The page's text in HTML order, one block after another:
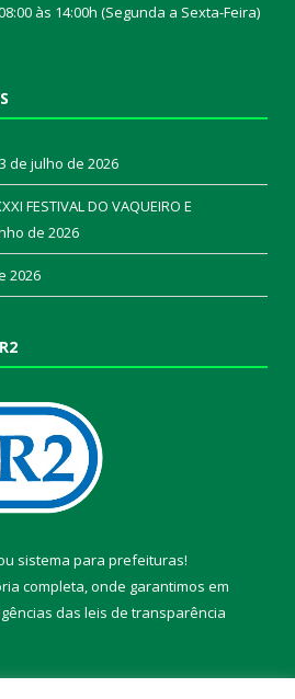
às 14:00h (Segunda a Sexta-Feira)
de julho de 2026
FESTIVAL DO VAQUEIRO E
de 2026
2026
sistema para prefeituras!
completa, onde garantimos em
das leis de transparência